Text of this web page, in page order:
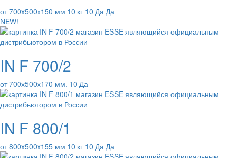
от 700x500х150 мм 10 кг 10 Да Да
NEW!
IN F 700/2
от 700х500х170 мм. 10 Да
IN F 800/1
от 800x500x155 мм 10 кг 10 Да Да